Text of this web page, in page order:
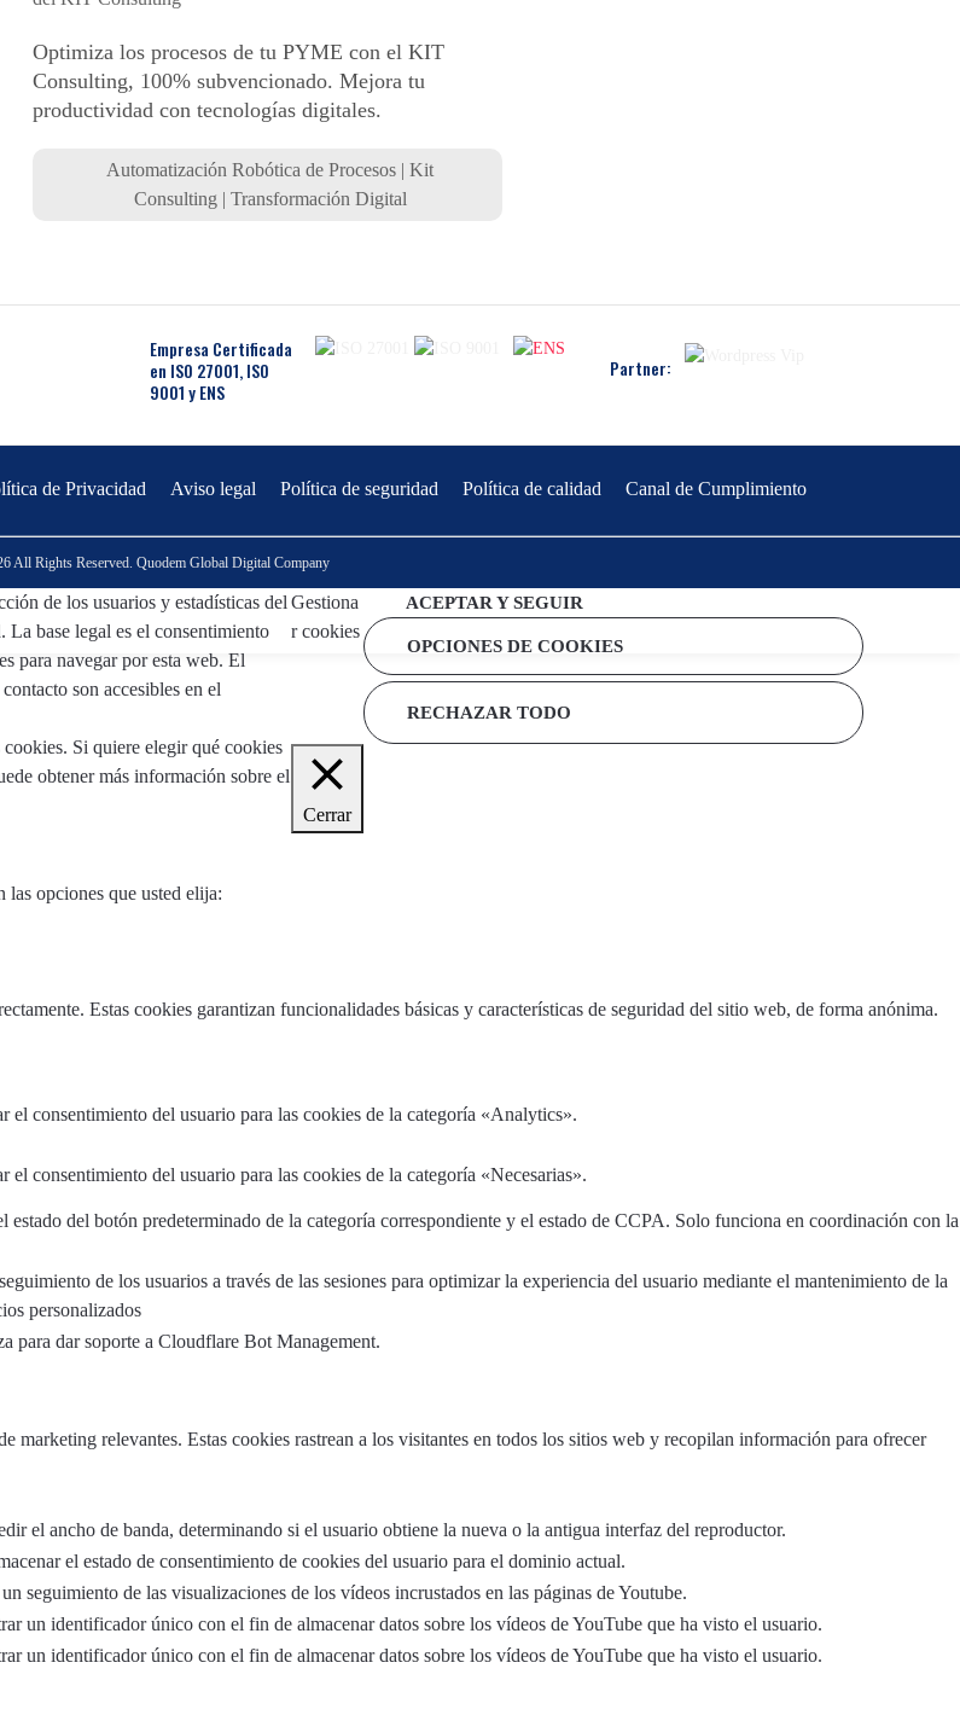
Optimiza los procesos de tu PYME con el KIT
Consulting, 100% subvencionado. Mejora tu
productividad con tecnologías digitales.
Automatización Robótica de Procesos | Kit
Consulting | Transformación Digital
Partner:
Empresa Certificada
en ISO 27001, ISO
9001 y ENS
de Privacidad Aviso legal Política de seguridad Política de calidad Canal de Cumplimiento
All Rights Reserved. Quodem Global Digital Company
de los usuarios y estadísticas del
base legal es el consentimiento
para navegar por esta web. El
son accesibles en el
Si quiere elegir qué cookies
obtener más información sobre el
ACEPTAR Y SEGUIR
OPCIONES DE COOKIES
RECHAZAR TODO
Gestiona
r cookies
Cerrar
las opciones que usted elija:
Estas cookies garantizan funcionalidades básicas y características de seguridad del sitio web, de forma anónima.
el consentimiento del usuario para las cookies de la categoría «Analytics».
el consentimiento del usuario para las cookies de la categoría «Necesarias».
estado del botón predeterminado de la categoría correspondiente y el estado de CCPA. Solo funciona en coordinación con la
de los usuarios a través de las sesiones para optimizar la experiencia del usuario mediante el mantenimiento de la
personalizados
para dar soporte a Cloudflare Bot Management.
marketing relevantes. Estas cookies rastrean a los visitantes en todos los sitios web y recopilan información para ofrecer
el ancho de banda, determinando si el usuario obtiene la nueva o la antigua interfaz del reproductor.
el estado de consentimiento de cookies del usuario para el dominio actual.
seguimiento de las visualizaciones de los vídeos incrustados en las páginas de Youtube.
un identificador único con el fin de almacenar datos sobre los vídeos de YouTube que ha visto el usuario.
un identificador único con el fin de almacenar datos sobre los vídeos de YouTube que ha visto el usuario.